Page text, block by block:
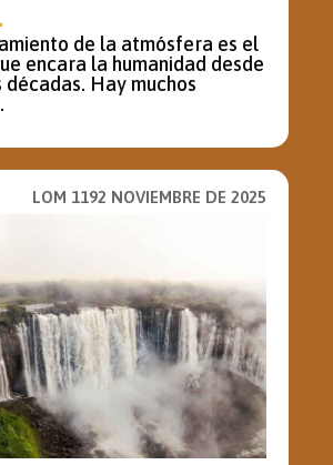
de la atmósfera es el
encara la humanidad desde
décadas. Hay muchos
LOM 1192 NOVIEMBRE DE 2025